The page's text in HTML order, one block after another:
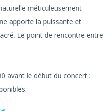
méticuleusement
apporte la puissante et
Le point de rencontre entre
avant le début du concert :